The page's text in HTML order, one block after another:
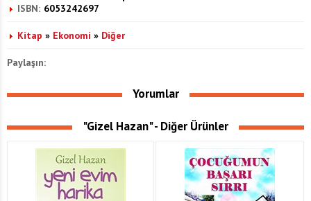
ISBN: 6053242697
Kitap » Ekonomi » Diğer
Paylaşın:
Yorumlar
"Gizel Hazan" - Diğer Ürünler